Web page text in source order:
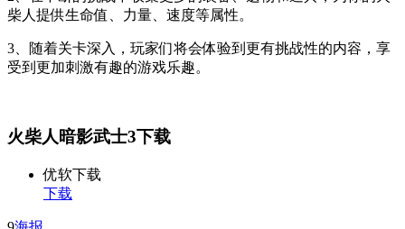
柴人提供生命值、力量、速度等属性。
3、随着关卡深入，玩家们将会体验到更有挑战性的内容，享
受到更加刺激有趣的游戏乐趣。
火柴人暗影武士3下载
优软下载
下载